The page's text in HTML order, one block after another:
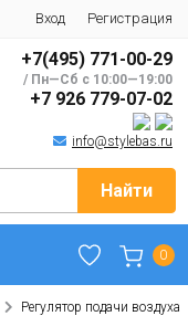
Вход Регистрация
+7(495) 771-00-29
/ Пн—Сб с 10:00—19:00
+7 926 779-07-02
info@stylebas.ru
Найти
0
Регулятор подачи